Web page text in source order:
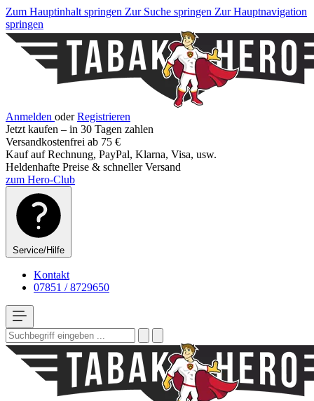
Zum Hauptinhalt springen Zur Suche springen Zur Hauptnavigation
springen
Anmelden oder Registrieren
Jetzt kaufen – in 30 Tagen zahlen
Versandkostenfrei ab 75 €
Kauf auf Rechnung, PayPal, Klarna, Visa, usw.
Heldenhafte Preise & schneller Versand
zum Hero-Club
Service/Hilfe
Kontakt
07851 / 8729650